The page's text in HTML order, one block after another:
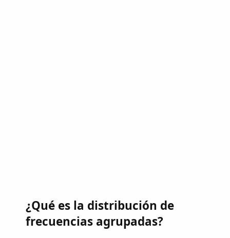
¿Qué es la distribución de
frecuencias agrupadas?